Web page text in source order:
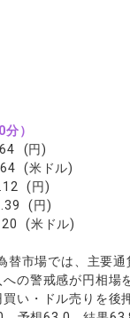
）
(円)
(米ドル)
(円)
(円)
(米ドル)
替市場では、主要
の警戒感が円相
い・ドル売りを